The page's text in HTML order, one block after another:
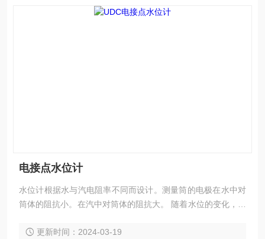
电接点水位计
水位计根据水与汽电阻率不同而设计。测量筒的电极在水中对
筒体的阻抗小。在汽中对筒体的阻抗大。 随着水位的变化，电
仪表，从而实现水位的显示、 报警、保护联锁等功能。 电接
更新时间：2024-03-19